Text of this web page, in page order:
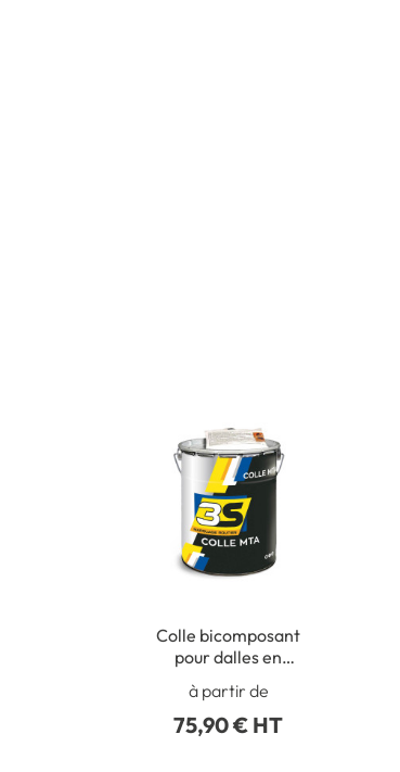
Colle bicomposant
pour dalles en
méthacrylate - Kit
de 8 kg
à partir de
75,90 € HT